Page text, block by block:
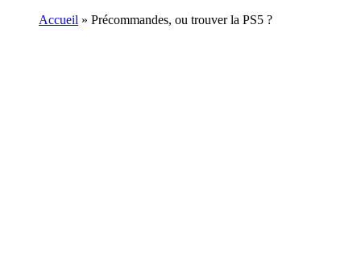
Accueil » Précommandes, ou trouver la PS5 ?